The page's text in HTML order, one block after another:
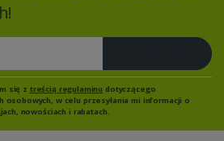
się z treścią regulaminu dotyczącego
osobowych, w celu przesyłania mi informacji o
nowościach i rabatach.